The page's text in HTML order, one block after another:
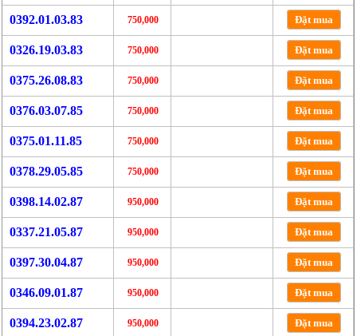
0392.01.03.83 750,000 Đặt mua
0326.19.03.83 750,000 Đặt mua
0375.26.08.83 750,000 Đặt mua
0376.03.07.85 750,000 Đặt mua
0375.01.11.85 750,000 Đặt mua
0378.29.05.85 750,000 Đặt mua
0398.14.02.87 950,000 Đặt mua
0337.21.05.87 950,000 Đặt mua
0397.30.04.87 950,000 Đặt mua
0346.09.01.87 950,000 Đặt mua
0394.23.02.87 950,000 Đặt mua